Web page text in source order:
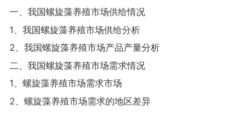
一、我国螺旋藻养殖市场供给情况
1、我国螺旋藻养殖市场供给分析
2、我国螺旋藻养殖市场产品产量分析
二、我国螺旋藻养殖市场需求情况
1、螺旋藻养殖市场需求市场
2、螺旋藻养殖市场需求的地区差异